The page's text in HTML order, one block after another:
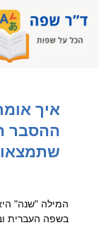
לתוכן
איך
ההסבר
המילה "שנה"
בשפה העברית